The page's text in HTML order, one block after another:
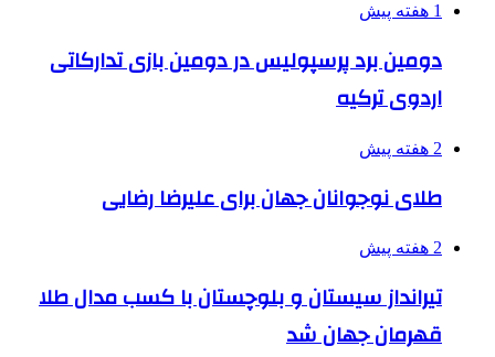
1 هفته پیش
دومین برد پرسپولیس در دومین بازی تدارکاتی
اردوی ترکیه
2 هفته پیش
طلای نوجوانان جهان برای علیرضا رضایی
2 هفته پیش
تیرانداز سیستان و بلوچستان با کسب مدال طلا
قهرمان جهان شد